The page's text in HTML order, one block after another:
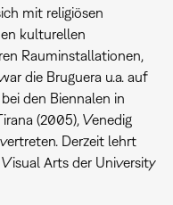
mit religiösen
kulturellen
Rauminstallationen,
die Bruguera u.a. auf
den Biennalen in
(2005), Venedig
Derzeit lehrt
Arts der University